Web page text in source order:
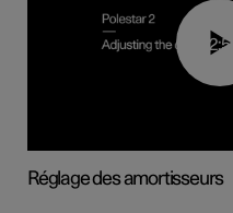
02:59
Réglage des amortisseurs